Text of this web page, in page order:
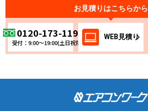
お見積りはこちらから
0120-173-119
受付：9:00～19:00(土日祝除く)
WEB見積り